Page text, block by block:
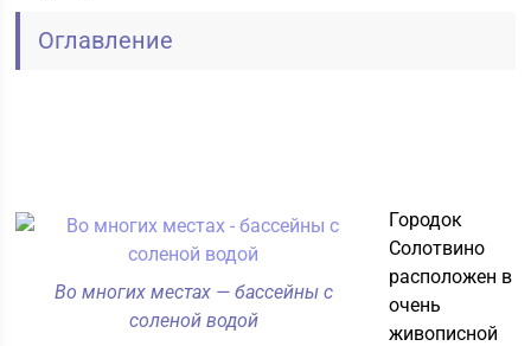
Оглавление
Во многих местах — бассейны с
соленой водой
Городок
Солотвино
расположен в
очень
живописной